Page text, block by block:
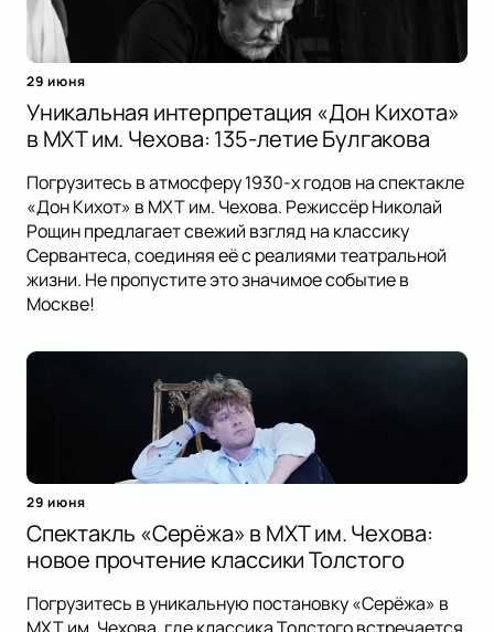
29 июня
Уникальная интерпретация «Дон Кихота»
в МХТ им. Чехова: 135-летие Булгакова
Погрузитесь в атмосферу 1930-х годов на спектакле
«Дон Кихот» в МХТ им. Чехова. Режиссёр Николай
Рощин предлагает свежий взгляд на классику
Сервантеса, соединяя её с реалиями театральной
жизни. Не пропустите это значимое событие в
Москве!
29 июня
Спектакль «Серёжа» в МХТ им. Чехова:
новое прочтение классики Толстого
Погрузитесь в уникальную постановку «Серёжа» в